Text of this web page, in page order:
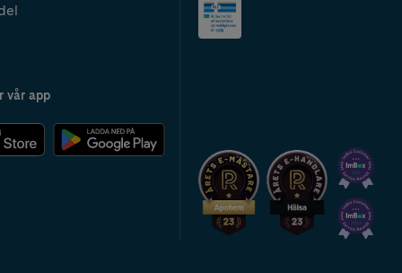
vår app
2024